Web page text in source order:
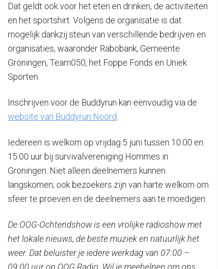
Dat geldt ook voor het eten en drinken, de activiteiten
en het sportshirt. Volgens de organisatie is dat
mogelijk dankzij steun van verschillende bedrijven en
organisaties, waaronder Rabobank, Gemeente
Groningen, Team050, het Foppe Fonds en Uniek
Sporten.
Inschrijven voor de Buddyrun kan eenvoudig via de
website van Buddyrun Noord
Iedereen is welkom op vrijdag 5 juni tussen 10.00 en
15.00 uur bij survivalvereniging Hommes in
Groningen. Niet alleen deelnemers kunnen
langskomen; ook bezoekers zijn van harte welkom om
sfeer te proeven en de deelnemers aan te moedigen.
De OOG-Ochtendshow is een vrolijke radioshow met
het lokale nieuws, de beste muziek en natuurlijk het
weer. Dat beluister je iedere werkdag van 07:00 –
09:00 uur op OOG Radio. Wil je meehelpen om ons